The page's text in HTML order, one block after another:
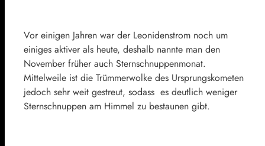
Vor einigen Jahren war der Leonidenstrom noch um
einiges aktiver als heute, deshalb nannte man den
November früher auch Sternschnuppenmonat.
Mittelweile ist die Trümmerwolke des Ursprungskometen
jedoch sehr weit gestreut, sodass es deutlich weniger
Sternschnuppen am Himmel zu bestaunen gibt.